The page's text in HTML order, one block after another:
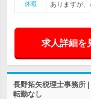
休暇
ありますが
求人詳細を
長野拓矢税理士事務所
転勤なし